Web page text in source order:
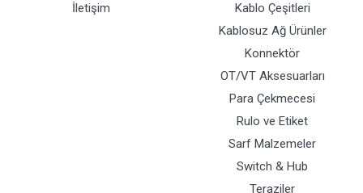
İletişim
Kablo Çeşitleri
Kablosuz Ağ Ürünler
Konnektör
OT/VT Aksesuarları
Para Çekmecesi
Rulo ve Etiket
Sarf Malzemeler
Switch & Hub
Teraziler